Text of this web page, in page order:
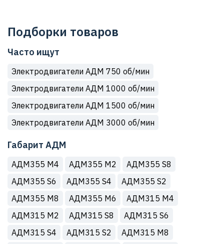
Подборки товаров
Часто ищут
Электродвигатели АДМ 750 об/мин
Электродвигатели АДМ 1000 об/мин
Электродвигатели АДМ 1500 об/мин
Электродвигатели АДМ 3000 об/мин
Габарит АДМ
АДМ355 М4 АДМ355 М2
АДМ355 S8
АДМ355 S6
АДМ355 S4
АДМ355 S2
АДМ355 M8
АДМ355 M6
АДМ315 М4
АДМ315 М2
АДМ315 S8
АДМ315 S6
АДМ315 S4
АДМ315 S2
АДМ315 M8